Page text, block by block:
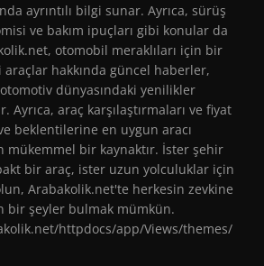
ayrıntılı bilgi sunar. Ayrıca, sürüş
ve bakım ipuçları gibi konular da
otomobil meraklıları için bir
hakkında güncel haberler,
dünyasındaki yenilikler
araç karşılaştırmaları ve fiyat
beklentilerine en uygun aracı
mükemmel bir kaynaktır. İster şehir
bir araç, ister uzun yolculuklar için
Arabakolik.net'te herkesin zevkine
bir şeyler bulmak mümkün.
httpdocs/app/Views/themes/